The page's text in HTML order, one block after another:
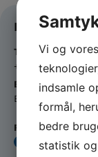
Kontakt
Telefon
+45 26 29 34 63
E-mail
Bif.gym@gmail.com
Følg med på
Bramming IF
Vi og
indsamle
formål,
bedre
statistik